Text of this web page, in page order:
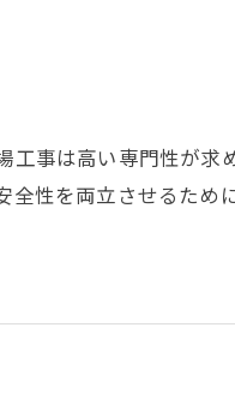
事は高い専門性が求
性を両立させるた